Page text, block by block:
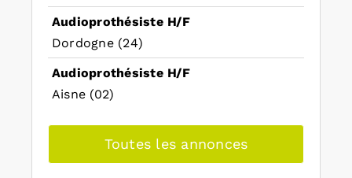
Audioprothésiste H/F
Dordogne (24)
Audioprothésiste H/F
Aisne (02)
Toutes les annonces